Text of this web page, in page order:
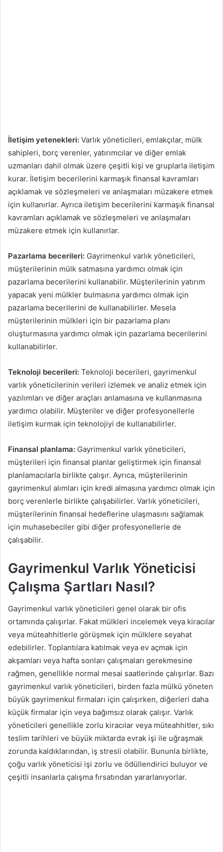
İletişim yetenekleri: Varlık yöneticileri, emlakçılar, mülk
sahipleri, borç verenler, yatırımcılar ve diğer emlak
uzmanları dahil olmak üzere çeşitli kişi ve gruplarla iletişim
kurar. İletişim becerilerini karmaşık finansal kavramları
açıklamak ve sözleşmeleri ve anlaşmaları müzakere etmek
için kullanırlar. Ayrıca iletişim becerilerini karmaşık finansal
kavramları açıklamak ve sözleşmeleri ve anlaşmaları
müzakere etmek için kullanırlar.
Pazarlama becerileri: Gayrimenkul varlık yöneticileri,
müşterilerinin mülk satmasına yardımcı olmak için
pazarlama becerilerini kullanabilir. Müşterilerinin yatırım
yapacak yeni mülkler bulmasına yardımcı olmak için
pazarlama becerilerini de kullanabilirler. Mesela
müşterilerinin mülkleri için bir pazarlama planı
oluşturmasına yardımcı olmak için pazarlama becerilerini
kullanabilirler.
Teknoloji becerileri: Teknoloji becerileri, gayrimenkul
varlık yöneticilerinin verileri izlemek ve analiz etmek için
yazılımları ve diğer araçları anlamasına ve kullanmasına
yardımcı olabilir. Müşteriler ve diğer profesyonellerle
iletişim kurmak için teknolojiyi de kullanabilirler.
Finansal planlama: Gayrimenkul varlık yöneticileri,
müşterileri için finansal planlar geliştirmek için finansal
planlamacılarla birlikte çalışır. Ayrıca, müşterilerinin
gayrimenkul alımları için kredi almasına yardımcı olmak için
borç verenlerle birlikte çalışabilirler. Varlık yöneticileri,
müşterilerinin finansal hedeflerine ulaşmasını sağlamak
için muhasebeciler gibi diğer profesyonellerle de
çalışabilir.
Gayrimenkul Varlık Yöneticisi
Çalışma Şartları Nasıl?
Gayrimenkul varlık yöneticileri genel olarak bir ofis
ortamında çalışırlar. Fakat mülkleri incelemek veya kiracılar
veya müteahhitlerle görüşmek için mülklere seyahat
edebilirler. Toplantılara katılmak veya ev açmak için
akşamları veya hafta sonları çalışmaları gerekmesine
rağmen, genellikle normal mesai saatlerinde çalışırlar. Bazı
gayrimenkul varlık yöneticileri, birden fazla mülkü yöneten
büyük gayrimenkul firmaları için çalışırken, diğerleri daha
küçük firmalar için veya bağımsız olarak çalışır. Varlık
yöneticileri genellikle zorlu kiracılar veya müteahhitler, sıkı
teslim tarihleri ​​ve büyük miktarda evrak işi ile uğraşmak
zorunda kaldıklarından, iş stresli olabilir. Bununla birlikte,
çoğu varlık yöneticisi işi zorlu ve ödüllendirici buluyor ve
çeşitli insanlarla çalışma fırsatından yararlanıyorlar.